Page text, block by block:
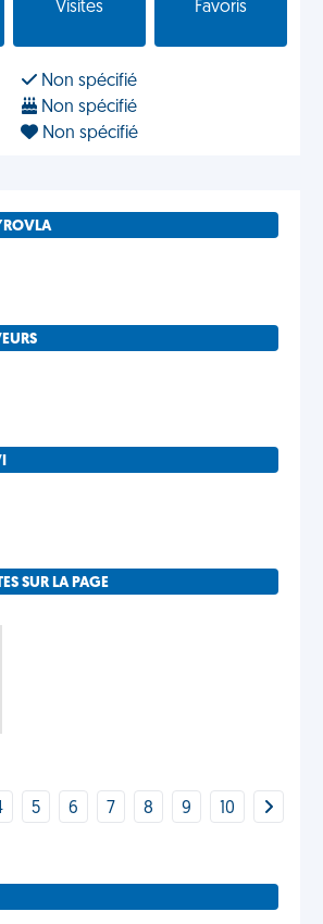
Visites
Favoris
Non spécifié
Non spécifié
Non spécifié
SUR LA PAGE
5 6 7 8 9 10